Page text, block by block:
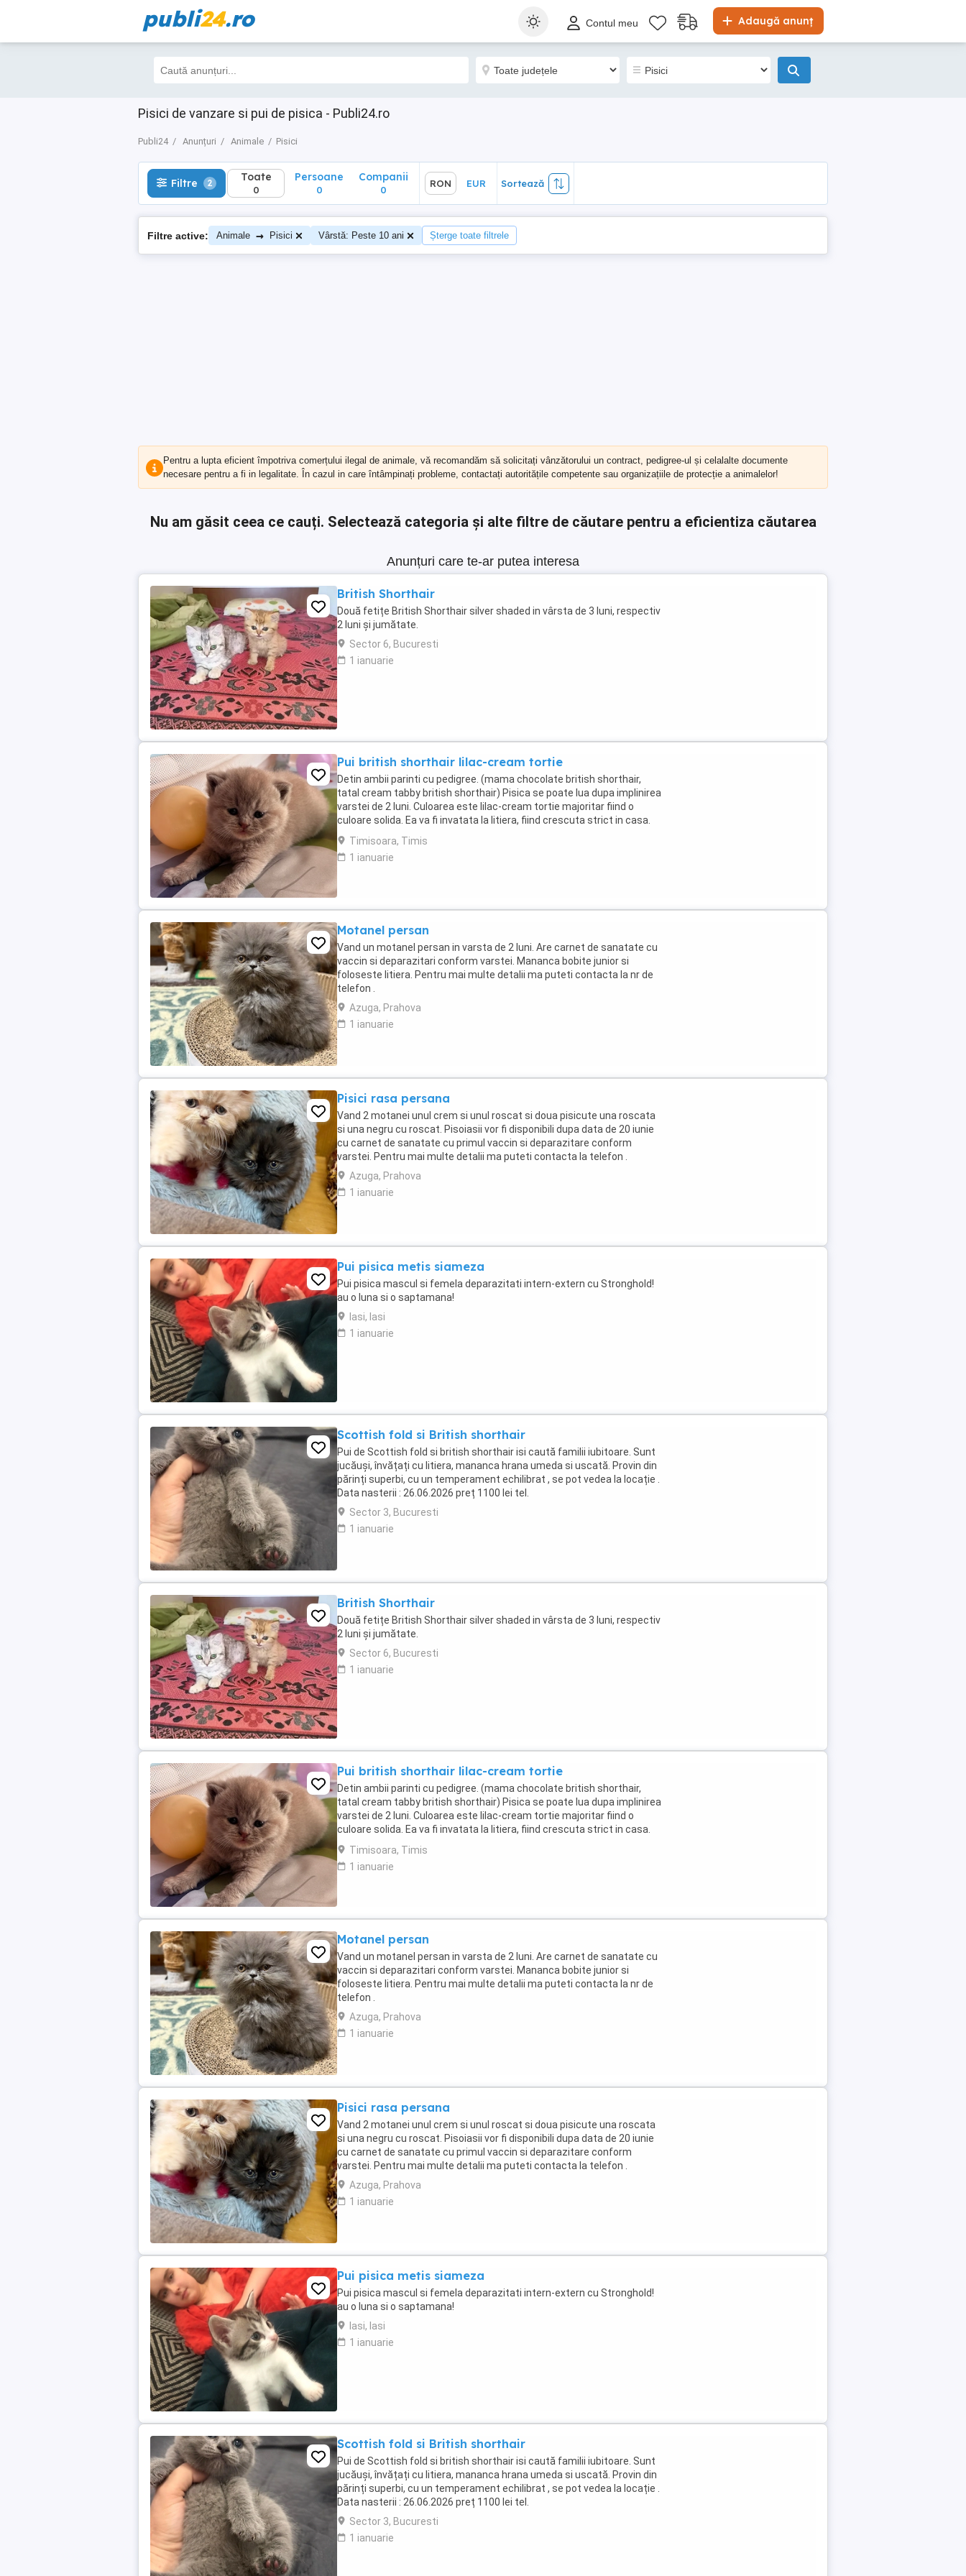
publi24.ro Adaugă anunț
Contul meu
Pisici de vanzare si pui de pisica - Publi24.ro
Publi24 Anunțuri Animale Pisici
Filtre 2 Toate
0
Sortează
Filtre 2 Toate
0
Persoane
0
Companii
0
RON EUR Sortează
Filtre active: Animale → Pisici Vârstă: Peste 10 ani Șterge toate filtrele
Pentru a lupta eficient împotriva comerțului ilegal de animale, vă recomandăm să solicitați vânzătorului un contract, pedigree-ul și celalalte documente
necesare pentru a fi in legalitate. În cazul in care întâmpinați probleme, contactați autoritățile competente sau organizațiile de protecție a animalelor!
Nu am găsit ceea ce cauți. Selectează categoria și alte filtre de căutare pentru a eficientiza căutarea
Anunțuri care te-ar putea interesa
British Shorthair
Două fetițe British Shorthair silver shaded in vârsta de 3 luni, respectiv
2 luni și jumătate.
Sector 6, Bucuresti
1 ianuarie
Pui british shorthair lilac-cream tortie
Detin ambii parinti cu pedigree. (mama chocolate british shorthair,
tatal cream tabby british shorthair) Pisica se poate lua dupa implinirea
varstei de 2 luni. Culoarea este lilac-cream tortie majoritar fiind o
culoare solida. Ea va fi invatata la litiera, fiind crescuta strict in casa.
Mai multe detalii ...
Timisoara, Timis
1 ianuarie
Motanel persan
Vand un motanel persan in varsta de 2 luni. Are carnet de sanatate cu
vaccin si deparazitari conform varstei. Mananca bobite junior si
foloseste litiera. Pentru mai multe detalii ma puteti contacta la nr de
telefon .
Azuga, Prahova
1 ianuarie
Pisici rasa persana
Vand 2 motanei unul crem si unul roscat si doua pisicute una roscata
si una negru cu roscat. Pisoiasii vor fi disponibili dupa data de 20 iunie
cu carnet de sanatate cu primul vaccin si deparazitare conform
varstei. Pentru mai multe detalii ma puteti contacta la telefon .
Azuga, Prahova
1 ianuarie
Pui pisica metis siameza
Pui pisica mascul si femela deparazitati intern-extern cu Stronghold!
au o luna si o saptamana!
Iasi, Iasi
1 ianuarie
Scottish fold si British shorthair
Pui de Scottish fold si british shorthair isi caută familii iubitoare. Sunt
jucăuși, învățați cu litiera, mananca hrana umeda si uscată. Provin din
părinți superbi, cu un temperament echilibrat , se pot vedea la locație .
Data nasterii : 26.06.2026 preț 1100 lei tel.
Sector 3, Bucuresti
1 ianuarie
British Shorthair
Două fetițe British Shorthair silver shaded in vârsta de 3 luni, respectiv
2 luni și jumătate.
Sector 6, Bucuresti
1 ianuarie
Pui british shorthair lilac-cream tortie
Detin ambii parinti cu pedigree. (mama chocolate british shorthair,
tatal cream tabby british shorthair) Pisica se poate lua dupa implinirea
varstei de 2 luni. Culoarea este lilac-cream tortie majoritar fiind o
culoare solida. Ea va fi invatata la litiera, fiind crescuta strict in casa.
Mai multe detalii ...
Timisoara, Timis
1 ianuarie
Motanel persan
Vand un motanel persan in varsta de 2 luni. Are carnet de sanatate cu
vaccin si deparazitari conform varstei. Mananca bobite junior si
foloseste litiera. Pentru mai multe detalii ma puteti contacta la nr de
telefon .
Azuga, Prahova
1 ianuarie
Pisici rasa persana
Vand 2 motanei unul crem si unul roscat si doua pisicute una roscata
si una negru cu roscat. Pisoiasii vor fi disponibili dupa data de 20 iunie
cu carnet de sanatate cu primul vaccin si deparazitare conform
varstei. Pentru mai multe detalii ma puteti contacta la telefon .
Azuga, Prahova
1 ianuarie
Pui pisica metis siameza
Pui pisica mascul si femela deparazitati intern-extern cu Stronghold!
au o luna si o saptamana!
Iasi, Iasi
1 ianuarie
Scottish fold si British shorthair
Pui de Scottish fold si british shorthair isi caută familii iubitoare. Sunt
jucăuși, învățați cu litiera, mananca hrana umeda si uscată. Provin din
părinți superbi, cu un temperament echilibrat , se pot vedea la locație .
Data nasterii : 26.06.2026 preț 1100 lei tel.
Sector 3, Bucuresti
1 ianuarie